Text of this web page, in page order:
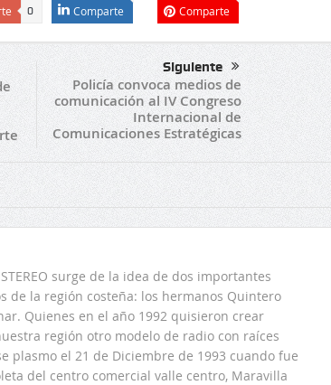
0 Comparte Comparte
Siguiente
Policía convoca medios de
comunicación al IV Congreso
Internacional de
Comunicaciones Estratégicas
STEREO surge de la idea de dos importantes
de la región costeña: los hermanos Quintero
Quienes en el año 1992 quisieron crear
región otro modelo de radio con raíces
plasmo el 21 de Diciembre de 1993 cuando fue
del centro comercial valle centro, Maravilla